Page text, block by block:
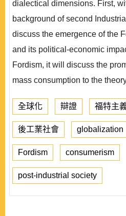
dialectical dimensions. First,
background of second
discuss the emergence of the
and its political-economic
Fordism, it will discuss the
mass consumption to the
全球化 辯證 福特主
後工業社會 globalization
Fordism consumerism
post-industrial society